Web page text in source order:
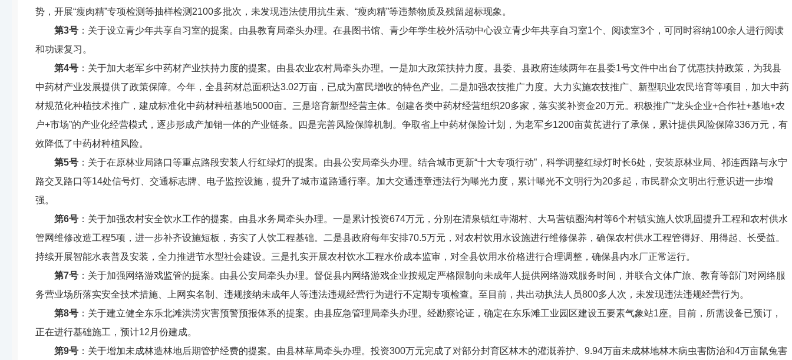
势，开展“瘦肉精”专项检测等抽样检测 2100多批次，未发现违法使用抗生素、 “瘦肉精”等违禁物质及残留超标现象。
第3号 ： 关于设立青少年共享自习室的提案。 由县教育局牵头办理。在县图书馆 青少年学生校外活动中心设立青少年共享自习室1个、阅读室3个，可同时容纳100余人进行阅读
和功课复习 。
第4号 ： 关于加大老军乡中药材产业扶持力度的提案。 由县农业农村局牵头办理。 一是加大政策扶持力度。 县委、县政府连续两年在县委1号文件中出台了优惠扶持政策，为我县
中药材产业发展提供了政策保障。今年，全县药材总面积达3.02万亩 ， 已成为富民增收的特色产业。 二是加强农技推广力度。 大力实施农技推广、新型职业农民培育等项目，加大中药
材规范化种植技术推广， 建成标准化中药材种植基地5000亩。 三是培育新型经营主体。 创建各类中药材经营组织20多家， 落实奖补资金20万元。 积极推广“龙头企业+合作社+基地+农
户+市场”的产业化经营模式，逐步形成产加销一体的产业链条。 四是完善风险保障机制。 争取省上中药材保险计划，为老军乡1200亩黄芪进行了承保，累计提供风险保障336万元，有
效降低了中药材种植风险。
第5号 ： 关于在原林业局路口等重点路段安装人行红绿灯的提案。 由县公安局牵头办理。结合城市更新“十大专项行动” ，科学调整红绿灯时长6处， 安装原林业局、祁连西路与永宁
路交叉路口等14处信号灯、交通标志牌、电子监控设施 ， 提升了城市道路通行率。加大交通违章违法行为曝光力度，累计曝光不文明行为20多起，市民群众文明出行意识进一步增
强。
第6号 ： 关于加强农村安全饮水工作的提案。 由县水务局牵头办理。 一是累计投资674万元， 分别在清泉镇红寺湖村 大马营镇圈沟村等6个村镇实施 人饮巩固提升工程和农村供水
管网维修改造工程5项，进一步补齐设施短板，夯实了人饮工程基础。 二是县政府每年安排70.5万元，对农村饮用水设施进行维修保养，确保农村供水工程管得好、用得起、长受益。
持续开展智能水表普及安装， 全力推进节水型社会建设。 三是扎实开展农村饮水工程水价成本监审，对全县饮用水价格进行合理调整，确保县内水厂正常运行。
第7号 ： 关于加强网络游戏监管的提案。 由县公安局牵头办理。 督促县内网络游戏企业按规定严格限制向未成年人提供网络游戏服务时间，并联合文体广旅、教育等部门对网络服
务营业场所落实安全技术措施、上网实名制、违规接纳未成年人等违法违规经营行为进行不定期专项检查。至目前，共出动执法人员800多人次，未发现违法违规经营行为。
第8号 ： 关于建立健全东乐北滩洪涝灾害预警预报体系的提案。 由县应急管理局牵头办理。经勘察论证，确定在东乐滩工业园区建设五要素气象站1座。目前，所需设备已预订，
正在进行基础施工，预计12 月份建成。
第9号 ： 关于增加未成林造林地后期管护经费的提案。 由县林草局牵头办理。投资300万元完成了对部分封育区林木的灌溉养护、 9.94万亩未成林地林木病虫害防治和4万亩鼠兔害